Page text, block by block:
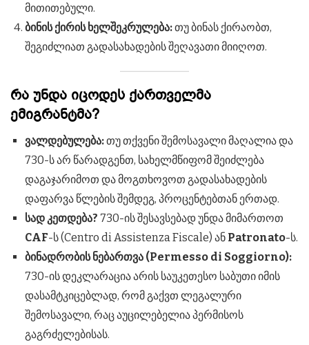
მითითებული.
ბინის ქირის ხელშეკრულება:თუ ბინას ქირაობთ,
შეგიძლიათ გადასახადების შეღავათი მიიღოთ.
რა უნდა იცოდეს ქართველმა
ემიგრანტმა?
ვალდებულება:თუ თქვენი შემოსავალი მაღალია და
730-ს არ წარადგენთ, სახელმწიფომ შეიძლება
დაგაჯარიმოთ და მოგთხოვოთ გადასახადების
დაფარვა წლების შემდეგ, პროცენტებთან ერთად.
სად კეთდება? 730-ის შესავსებად უნდა მიმართოთ
CAF-ს (Centro di Assistenza Fiscale) ან Patronato-ს.
ბინადრობის ნებართვა (Permesso di Soggiorno):
730-ის დეკლარაცია არის საუკეთესო საბუთი იმის
დასამტკიცებლად, რომ გაქვთ ლეგალური
შემოსავალი, რაც აუცილებელია პერმისოს
გაგრძელებისას.